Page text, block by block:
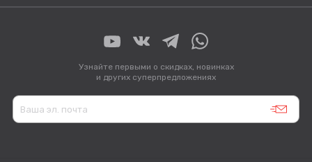
Узнайте первыми о скидках, новинках
и других суперпредложениях